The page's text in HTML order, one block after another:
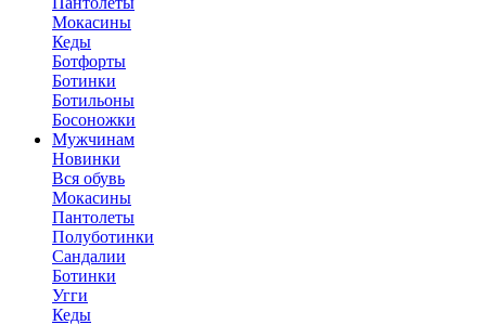
Мокасины
Кеды
Ботфорты
Ботинки
Ботильоны
Босоножки
Мужчинам
Новинки
Вся обувь
Мокасины
Пантолеты
Полуботинки
Сандалии
Ботинки
Угги
Кеды